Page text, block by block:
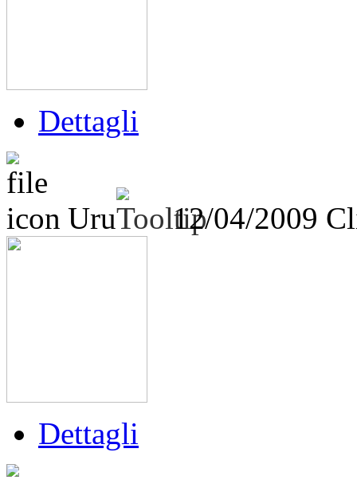
Dettagli
Uru 12/04/2009
Dettagli